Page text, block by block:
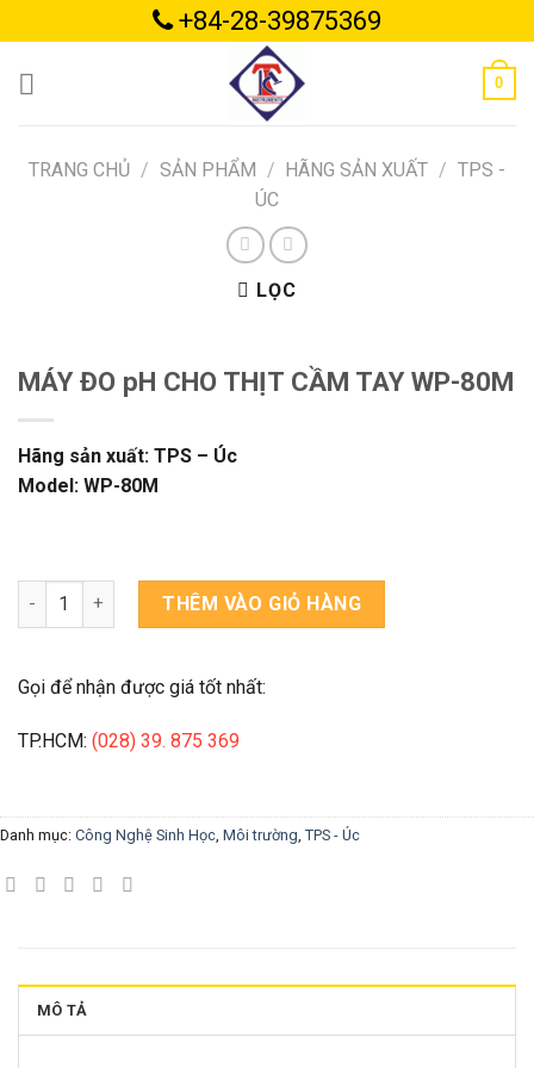
to
content
+84-28-39875369
0
TRANG CHỦ / SẢN PHẨM / HÃNG SẢN XUẤT / TPS -
ÚC
LỌC
MÁY ĐO pH CHO THỊT CẦM TAY WP-80M
Hãng sản xuất: TPS – Úc
Model: WP-80M
MÁY ĐO pH CHO THỊT CẦM TAY WP-80M số lượng
THÊM VÀO GIỎ HÀNG
Gọi để nhận được giá tốt nhất:
TP.HCM: (028) 39. 875 369
Danh mục: Công Nghệ Sinh Học, Môi trường, TPS - Úc
MÔ TẢ